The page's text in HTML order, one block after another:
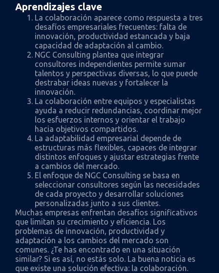
Aprendizajes clave
La colaboración aparece como respuesta a tres
desafíos empresariales frecuentes: falta de
innovación, productividad estancada y baja
capacidad de adaptación al cambio.
NGC Consulting plantea que integrar
consultores independientes permite sumar
talentos y perspectivas diversas, lo que puede
destrabar ideas nuevas y fortalecer la
innovación.
La colaboración entre equipos y especialistas
ayuda a reducir redundancias, coordinar mejor
los esfuerzos internos y orientar el trabajo
hacia objetivos compartidos.
La adaptabilidad empresarial depende de
estructuras más flexibles, capaces de integrar
distintos enfoques y ajustar estrategias frente
a cambios del mercado.
El enfoque de NGC Consulting se basa en
seleccionar consultores según las necesidades
de cada proyecto y desarrollar soluciones
personalizadas junto a sus clientes.
Muchas empresas enfrentan desafíos significativos
que limitan su crecimiento y eficiencia. Los
problemas de innovación, productividad y
adaptación a los cambios del mercado son
comunes. ¿Te has encontrado en una situación
similar? Si es así, no estás solo. La buena noticia es
que existe una solución efectiva: la colaboración.